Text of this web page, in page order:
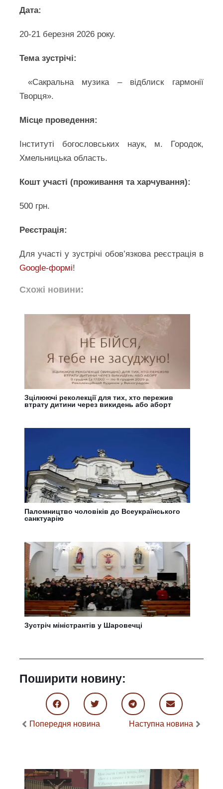
Дата:
20-21 березня 2026 року.
Тема зустрічі:
«Сакральна музика – відблиск гармонії
Творця».
Місце проведення:
Інституті богословських наук, м. Городок,
Хмельницька область.
Кошт участі (проживання та харчування):
500 грн.
Реєстрація:
Для участі у зустрічі обов’язкова реєстрація в
Google-формі!
Схожі новини:
Зцілюючі реколекції для тих, хто пережив
втрату дитини через викидень або аборт
Паломництво чоловіків до Всеукраїнського
санктуарію
Зустріч міністрантів у Шаровечці
Поширити новину:
Попередня новина Наступна новина